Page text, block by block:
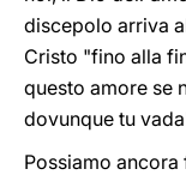
discepolo arriva
Cristo "fino alla
questo amore se
dovunque tu
Possiamo